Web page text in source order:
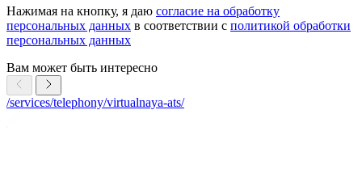
Нажимая на кнопку, я даю согласие на обработку
персональных данных в соответствии с политикой обработки
персональных данных
Вам может быть интересно
/services/telephony/virtualnaya-ats/